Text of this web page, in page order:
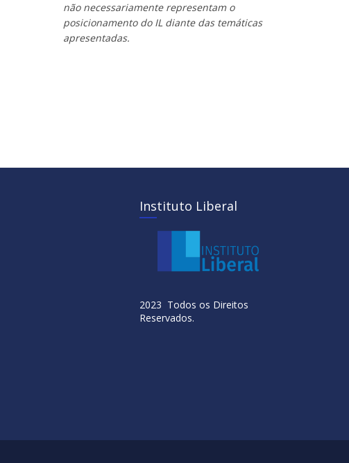
não necessariamente representam o
posicionamento do IL diante das temáticas
apresentadas.
Instituto Liberal
2023 Todos os Direitos
Reservados.